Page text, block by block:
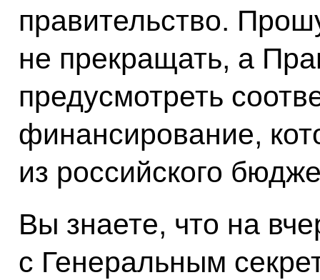
правительство.
не прекращать, а
предусмотреть
финансирование,
из российского
Вы знаете, что на
с Генеральным